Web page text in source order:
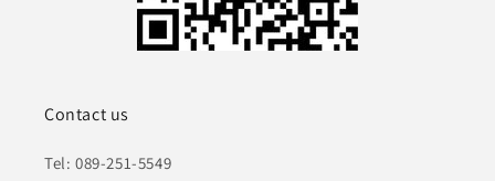
Contact us
Tel: 089-251-5549